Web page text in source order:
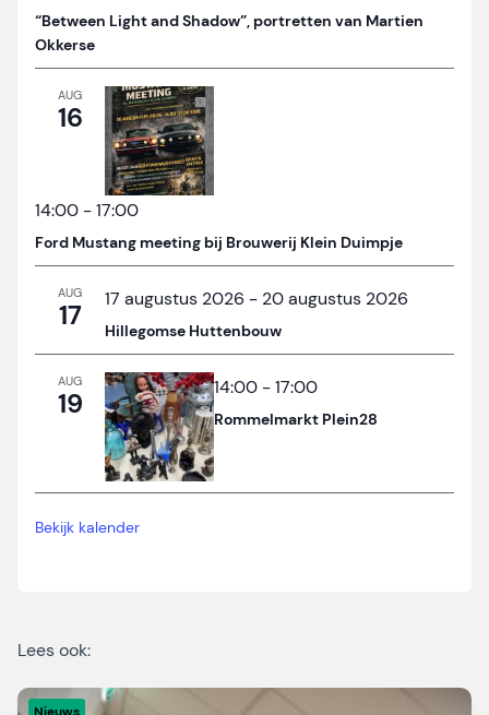
“Between Light and Shadow”, portretten van Martien
Okkerse
AUG
16
14:00 -17:00
Ford Mustang meeting bij Brouwerij Klein Duimpje
AUG
17 17 augustus 2026 - 20 augustus 2026
Hillegomse Huttenbouw
AUG
19 14:00 -17:00
Rommelmarkt Plein28
Bekijk kalender
Lees ook: